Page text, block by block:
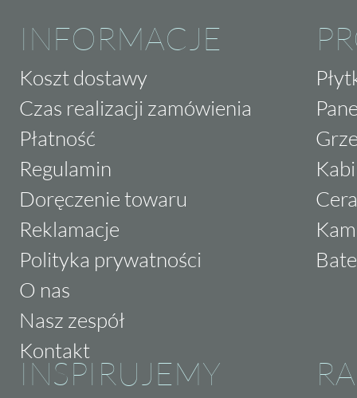
INFORMACJE
Koszt dostawy
Czas realizacji zamówienia
Płatność
Regulamin
Doręczenie towaru
Reklamacje
Polityka prywatności
O nas
Nasz zespół
Kontakt
INSPIRUJEMY